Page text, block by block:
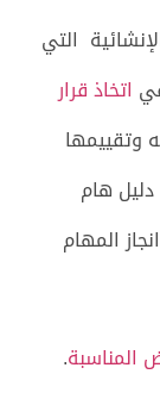
التي
اتخاذ قرار
وتقييمها
هام
المهام
المناسبة.